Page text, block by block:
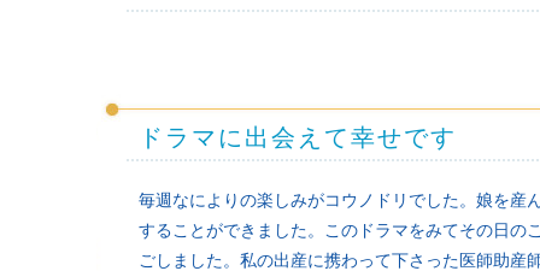
ドラマに出会えて幸せです
毎週なによりの楽しみがコウノドリでした。娘を産
することができました。このドラマをみてその日の
ごしました。私の出産に携わって下さった医師助